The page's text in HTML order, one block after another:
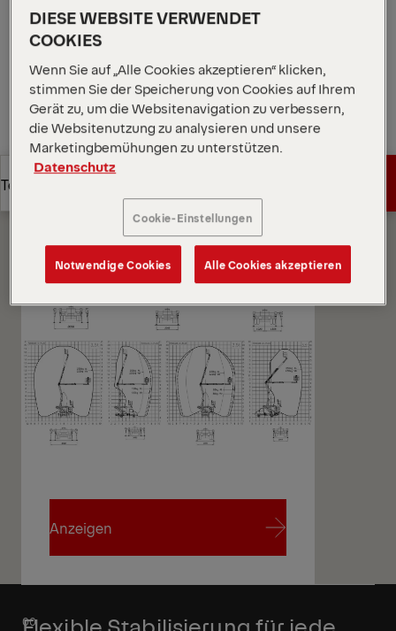
Angebot anfordern
Angebot anfordern
Vertriebspartner finden
Vertriebspartner finden
Technische Daten
Technische Daten Angebot anfordern
Diagramme
Anzeigen
Anzeigen
DIESE WEBSITE VERWENDET
COOKIES
Wenn Sie auf „Alle Cookies akzeptieren“ klicken,
stimmen Sie der Speicherung von Cookies auf Ihrem
Gerät zu, um die Websitenavigation zu verbessern,
die Websitenutzung zu analysieren und unsere
Marketingbemühungen zu unterstützen.
Datenschutz
Cookie-Einstellungen
Notwendige Cookies Alle Cookies akzeptieren